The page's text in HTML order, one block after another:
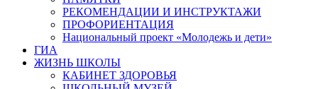
РЕКОМЕНДАЦИИ И ИНСТРУКТАЖИ
ПРОФОРИЕНТАЦИЯ
Национальный проект «Молодежь и дети»
ГИА
ЖИЗНЬ ШКОЛЫ
КАБИНЕТ ЗДОРОВЬЯ